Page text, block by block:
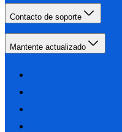
Contacto de soporte
Mantente actualizado